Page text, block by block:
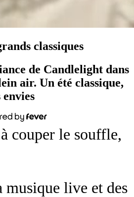
classiques
de Candlelight dans
air. Un été classique,
couper le souffle,
musique live et des